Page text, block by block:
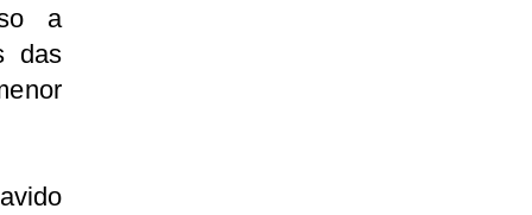
a
das